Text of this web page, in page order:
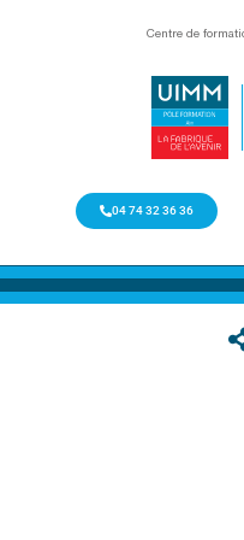
Centre de
04 74 32 36 36